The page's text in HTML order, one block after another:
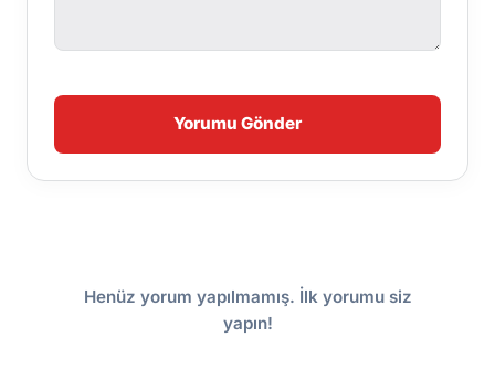
Yorumu Gönder
Henüz yorum yapılmamış. İlk yorumu siz
yapın!